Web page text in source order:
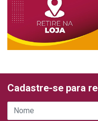
Cadastre-se para